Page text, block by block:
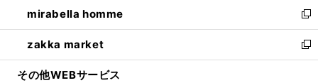
く
で
開
く
ド
ウ
で
開
ィ
ン
ド
ウ
い
ウ
ィ
ン
mirabella homme
新
し
い
ウ
zakka market
新
し
その他WEBサービス